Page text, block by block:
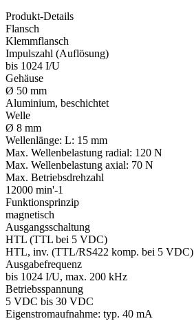
Produkt-Details
Flansch
Klemmflansch
Impulszahl (Auflösung)
bis 1024 I/U
Gehäuse
Ø 50 mm
Aluminium, beschichtet
Welle
Ø 8 mm
Wellenlänge: L: 15 mm
Max. Wellenbelastung radial: 120 N
Max. Wellenbelastung axial: 70 N
Max. Betriebsdrehzahl
12000 min'-1
Funktionsprinzip
magnetisch
Ausgangsschaltung
HTL (TTL bei 5 VDC)
HTL, inv. (TTL/RS422 komp. bei 5 VDC)
Ausgabefrequenz
bis 1024 I/U, max. 200 kHz
Betriebsspannung
5 VDC bis 30 VDC
Eigenstromaufnahme: typ. 40 mA